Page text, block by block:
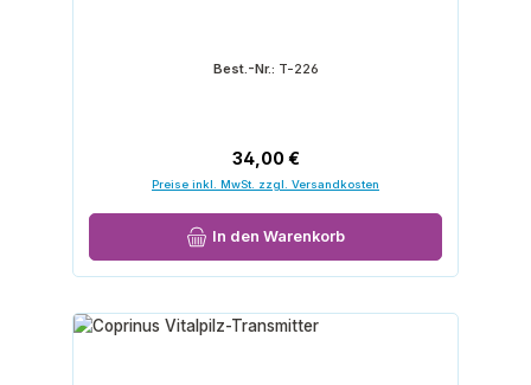
Best.-Nr.: T-226
Regulärer Preis:
34,00 €
Preise inkl. MwSt. zzgl. Versandkosten
In den Warenkorb